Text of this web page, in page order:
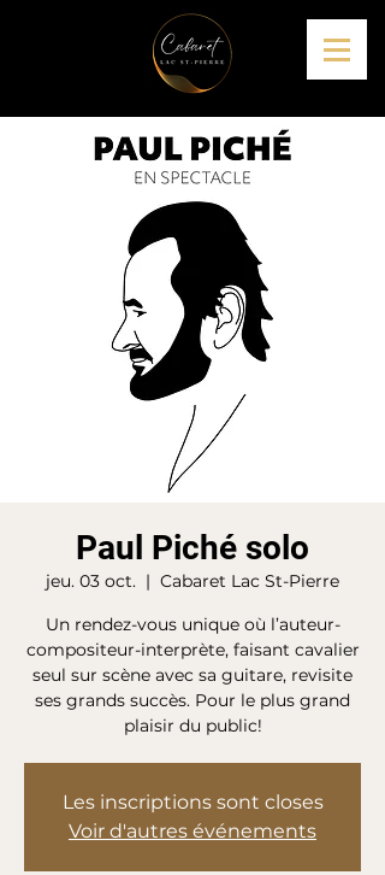
Paul Piché solo
jeu. 03 oct.
  |
Cabaret Lac St-Pierre
Un rendez-vous unique où l’auteur-
compositeur-interprète, faisant cavalier
seul sur scène avec sa guitare, revisite
ses grands succès. Pour le plus grand
plaisir du public!
Les inscriptions sont closes
Voir d'autres événements